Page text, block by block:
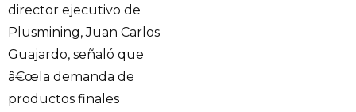
director ejecutivo de
Plusmining, Juan Carlos
Guajardo, señaló que
â€œla demanda de
productos finales